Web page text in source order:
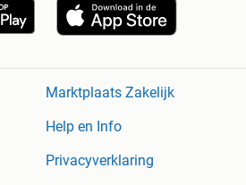
Marktplaats Zakelijk
Help en Info
Privacyverklaring